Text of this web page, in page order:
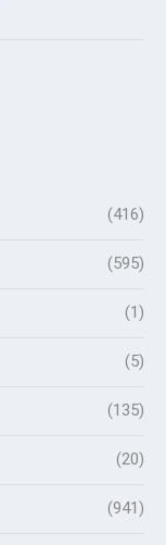
(416)
(595)
(1)
(5)
(135)
(20)
(941)